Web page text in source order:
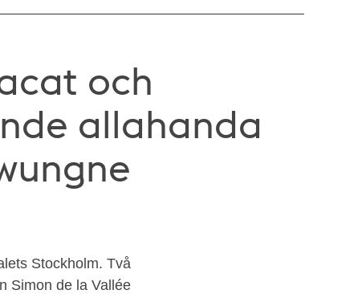
och
allahanda
Stockholm. Två
Simon de la Vallée